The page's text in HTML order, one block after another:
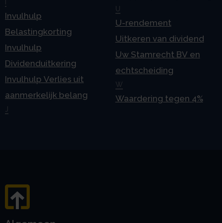
Invulhulp
Belastingkorting
Invulhulp
Dividenduitkering
Invulhulp Verlies uit
aanmerkelijk belang
U
U-rendement
Uitkeren van dividend
Uw Stamrecht BV en
echtscheiding
W
Waardering tegen 4%